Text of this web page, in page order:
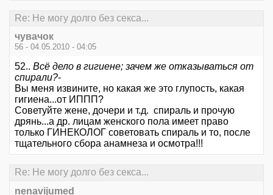
Re: Не могу долго без секса...
чувачок
56 - 04.05.2010 - 04:05
52.. Всё дело в гигиене; зачем же отказываться от
спирали?-
Вы меня извините, но какая же это глупость, какая
гигиена...от ИППП?
Советуйте жене, дочери и т.д. спираль и прочую
дрянь...а др. лицам женского пола имеет право
только ГИНЕКОЛОГ советовать спираль и то, после
тщательного сбора анамнеза и осмотра!!!
Re: Не могу долго без секса...
nenavijumed